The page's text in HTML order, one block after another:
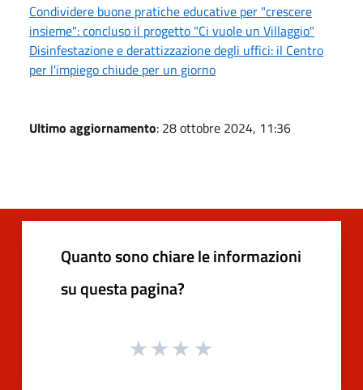
Condividere buone pratiche educative per "crescere
insieme": concluso il progetto "Ci vuole un Villaggio"
Disinfestazione e derattizzazione degli uffici: il Centro
per l'impiego chiude per un giorno
Ultimo aggiornamento: 28 ottobre 2024, 11:36
Quanto sono chiare le informazioni
su questa pagina?